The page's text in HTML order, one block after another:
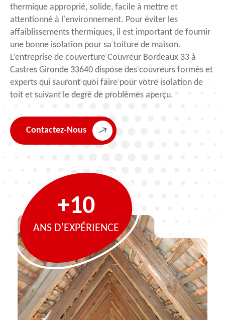
thermique approprié, solide, facile à mettre et
attentionné à l'environnement. Pour éviter les
affaiblissements thermiques, il est important de fournir
une bonne isolation pour sa toiture de maison.
L’entreprise de couverture Couvreur Bordeaux 33 à
Castres Gironde 33640 dispose des couvreurs formés et
experts qui sauront quoi faire pour votre isolation de
toit et suivant le degré de problèmes aperçu.
Contactez-Nous
+10
ANS D'EXPÉRIENCE